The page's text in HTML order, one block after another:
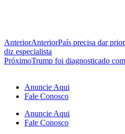
AnteriorAnteriorPaís precisa dar
diz especialista
PróximoTrump foi diagnosticado
Anuncie Aqui
Fale Conosco
Anuncie Aqui
Fale Conosco